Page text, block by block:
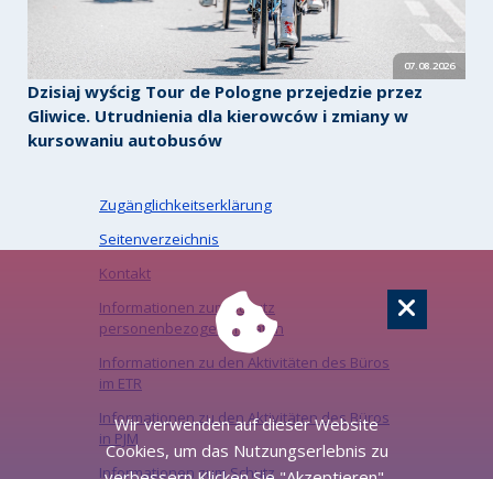
07.08.2026
Dzisiaj wyścig Tour de Pologne przejedzie przez
Gliwice. Utrudnienia dla kierowców i zmiany w
kursowaniu autobusów
Zugänglichkeitserklärung
Seitenverzeichnis
Kontakt
Informationen zum Schutz
personenbezogener Daten
Informationen zu den Aktivitäten des Büros
im ETR
Informationen zu den Aktivitäten des Büros
in PJM
Informationen zum Schutz
Wir verwenden auf dieser Website
Cookies, um das Nutzungserlebnis zu